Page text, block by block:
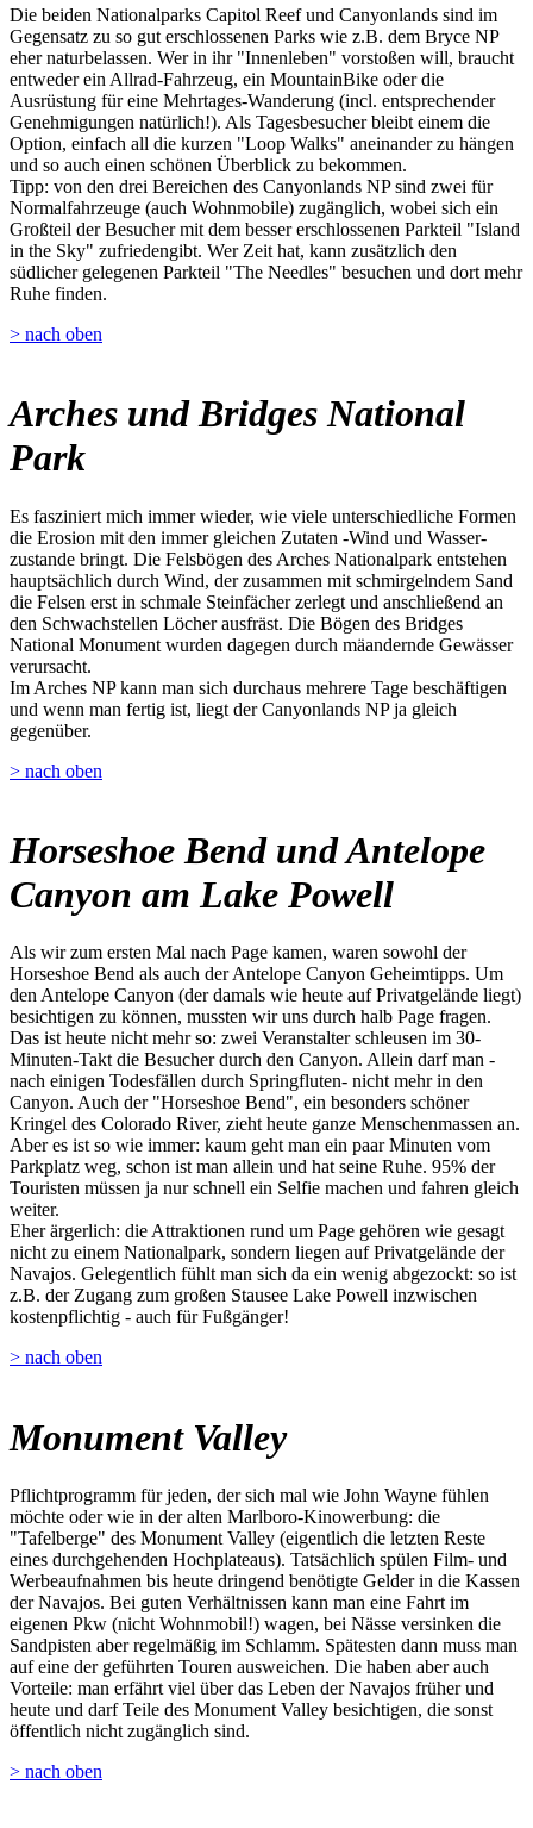
Die beiden Nationalparks Capitol Reef und Canyonlands sind im
Gegensatz zu so gut erschlossenen Parks wie z.B. dem Bryce NP
eher naturbelassen. Wer in ihr "Innenleben" vorstoßen will, braucht
entweder ein Allrad-Fahrzeug, ein MountainBike oder die
Ausrüstung für eine Mehrtages-Wanderung (incl. entsprechender
Genehmigungen natürlich!). Als Tagesbesucher bleibt einem die
Option, einfach all die kurzen "Loop Walks" aneinander zu hängen
und so auch einen schönen Überblick zu bekommen.
Tipp: von den drei Bereichen des Canyonlands NP sind zwei für
Normalfahrzeuge (auch Wohnmobile) zugänglich, wobei sich ein
Großteil der Besucher mit dem besser erschlossenen Parkteil "Island
in the Sky" zufriedengibt. Wer Zeit hat, kann zusätzlich den
südlicher gelegenen Parkteil "The Needles" besuchen und dort mehr
Ruhe finden.
> nach oben
Arches und Bridges National
Park
Es fasziniert mich immer wieder, wie viele unterschiedliche Formen
die Erosion mit den immer gleichen Zutaten -Wind und Wasser-
zustande bringt. Die Felsbögen des Arches Nationalpark entstehen
hauptsächlich durch Wind, der zusammen mit schmirgelndem Sand
die Felsen erst in schmale Steinfächer zerlegt und anschließend an
den Schwachstellen Löcher ausfräst. Die Bögen des Bridges
National Monument wurden dagegen durch mäandernde Gewässer
verursacht.
Im Arches NP kann man sich durchaus mehrere Tage beschäftigen
und wenn man fertig ist, liegt der Canyonlands NP ja gleich
gegenüber.
> nach oben
Horseshoe Bend und Antelope
Canyon am Lake Powell
Als wir zum ersten Mal nach Page kamen, waren sowohl der
Horseshoe Bend als auch der Antelope Canyon Geheimtipps. Um
den Antelope Canyon (der damals wie heute auf Privatgelände liegt)
besichtigen zu können, mussten wir uns durch halb Page fragen.
Das ist heute nicht mehr so: zwei Veranstalter schleusen im 30-
Minuten-Takt die Besucher durch den Canyon. Allein darf man -
nach einigen Todesfällen durch Springfluten- nicht mehr in den
Canyon. Auch der "Horseshoe Bend", ein besonders schöner
Kringel des Colorado River, zieht heute ganze Menschenmassen an.
Aber es ist so wie immer: kaum geht man ein paar Minuten vom
Parkplatz weg, schon ist man allein und hat seine Ruhe. 95% der
Touristen müssen ja nur schnell ein Selfie machen und fahren gleich
weiter.
Eher ärgerlich: die Attraktionen rund um Page gehören wie gesagt
nicht zu einem Nationalpark, sondern liegen auf Privatgelände der
Navajos. Gelegentlich fühlt man sich da ein wenig abgezockt: so ist
z.B. der Zugang zum großen Stausee Lake Powell inzwischen
kostenpflichtig - auch für Fußgänger!
> nach oben
Monument Valley
Pflichtprogramm für jeden, der sich mal wie John Wayne fühlen
möchte oder wie in der alten Marlboro-Kinowerbung: die
"Tafelberge" des Monument Valley (eigentlich die letzten Reste
eines durchgehenden Hochplateaus). Tatsächlich spülen Film- und
Werbeaufnahmen bis heute dringend benötigte Gelder in die Kassen
der Navajos. Bei guten Verhältnissen kann man eine Fahrt im
eigenen Pkw (nicht Wohnmobil!) wagen, bei Nässe versinken die
Sandpisten aber regelmäßig im Schlamm. Spätesten dann muss man
auf eine der geführten Touren ausweichen. Die haben aber auch
Vorteile: man erfährt viel über das Leben der Navajos früher und
heute und darf Teile des Monument Valley besichtigen, die sonst
öffentlich nicht zugänglich sind.
> nach oben